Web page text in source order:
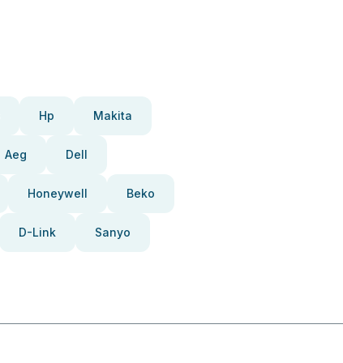
Hp Makita
Aeg Dell
Honeywell Beko
D-Link Sanyo